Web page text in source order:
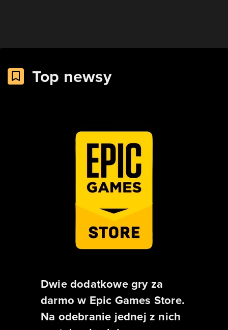
Top newsy
Dwie dodatkowe gry za
darmo w Epic Games Store.
Na odebranie jednej z nich